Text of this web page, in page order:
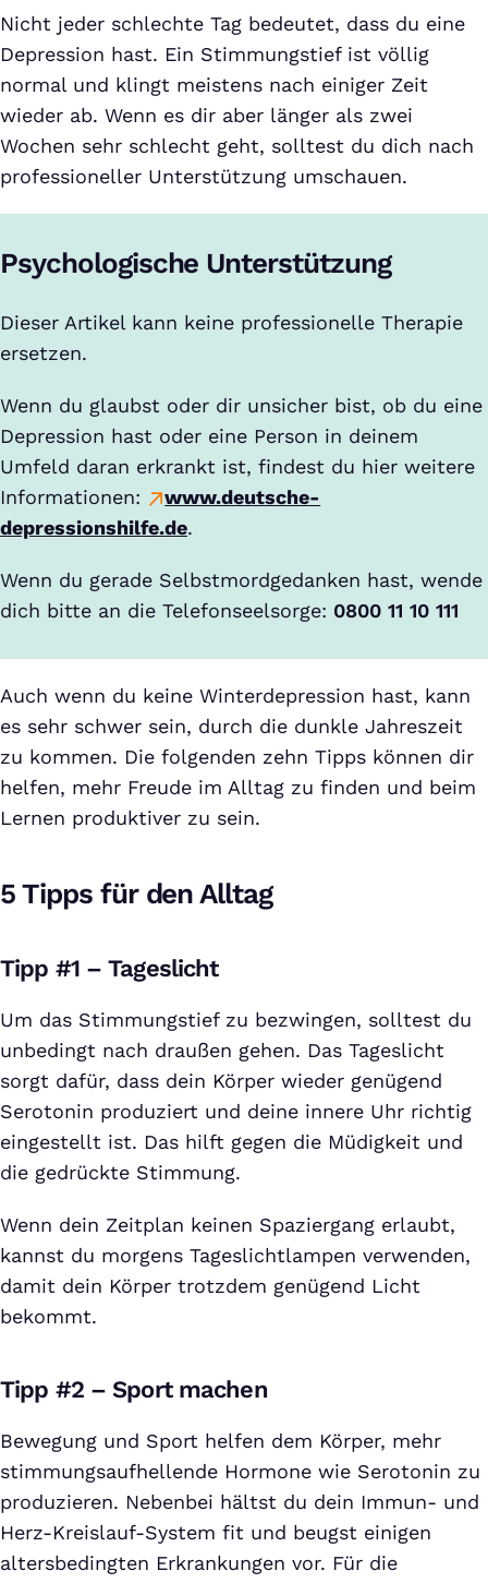
Nicht jeder schlechte Tag bedeutet, dass du eine
Depression hast. Ein Stimmungstief ist völlig
normal und klingt meistens nach einiger Zeit
wieder ab. Wenn es dir aber länger als zwei
Wochen sehr schlecht geht, solltest du dich nach
professioneller Unterstützung umschauen.
Psychologische Unterstützung
Dieser Artikel kann keine professionelle Therapie
ersetzen.
Wenn du glaubst oder dir unsicher bist, ob du eine
Depression hast oder eine Person in deinem
Umfeld daran erkrankt ist, findest du hier weitere
Informationen:
www.deutsche-
depressionshilfe.de.
Wenn du gerade Selbstmordgedanken hast, wende
dich bitte an die Telefonseelsorge: 0800 11 10 111
Auch wenn du keine Winterdepression hast, kann
es sehr schwer sein, durch die dunkle Jahreszeit
zu kommen. Die folgenden zehn Tipps können dir
helfen, mehr Freude im Alltag zu finden und beim
Lernen produktiver zu sein.
5 Tipps für den Alltag
Tipp #1 – Tageslicht
Um das Stimmungstief zu bezwingen, solltest du
unbedingt nach draußen gehen. Das Tageslicht
sorgt dafür, dass dein Körper wieder genügend
Serotonin produziert und deine innere Uhr richtig
eingestellt ist. Das hilft gegen die Müdigkeit und
die gedrückte Stimmung.
Wenn dein Zeitplan keinen Spaziergang erlaubt,
kannst du morgens Tageslichtlampen verwenden,
damit dein Körper trotzdem genügend Licht
bekommt.
Tipp #2 – Sport machen
Bewegung und Sport helfen dem Körper, mehr
stimmungsaufhellende Hormone wie Serotonin zu
produzieren. Nebenbei hältst du dein Immun- und
Herz-Kreislauf-System fit und beugst einigen
altersbedingten Erkrankungen vor. Für die